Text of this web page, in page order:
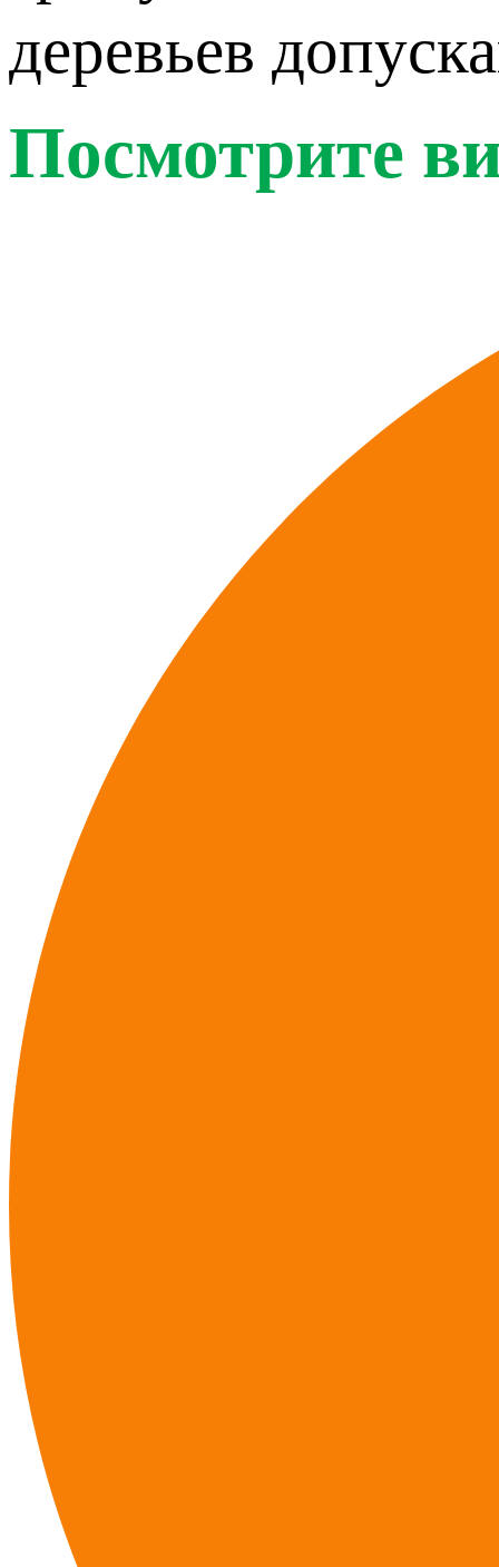
деревьев
Посмотрите